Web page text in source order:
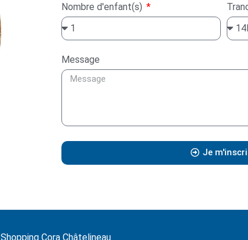
Nombre d'enfant(s)
Message
Je
Shopping Cora Châtelineau